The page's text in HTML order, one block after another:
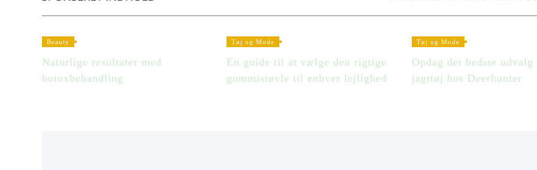
Beauty
Naturlige resultater med
botoxbehandling
Tøj og Mode
En guide til at vælge den rigtige
gummistøvle til enhver lejlighed
Tøj og Mode
Opdag det bedste udvalg
jagttøj hos Deerhunter